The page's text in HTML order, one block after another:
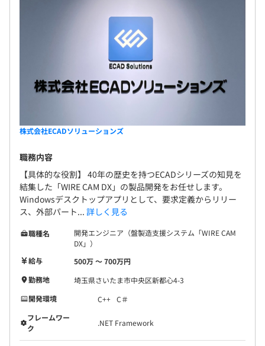
株式会社ECADソリューションズ
職務内容
【具体的な役割】 40年の歴史を持つECADシリーズの知見を
結集した「WIRE CAM DX」の製品開発をお任せします。
Windowsデスクトップアプリとして、要求定義からリリー
ス、外部パート... 詳しく見る
職種名
開発エンジニア（盤製造支援システム「WIRE CAM
DX」）
給与
500万 〜 700万円
勤務地
埼玉県さいたま市中央区新都心4-3
開発環境
C++ C＃
フレームワー
ク
.NET Framework